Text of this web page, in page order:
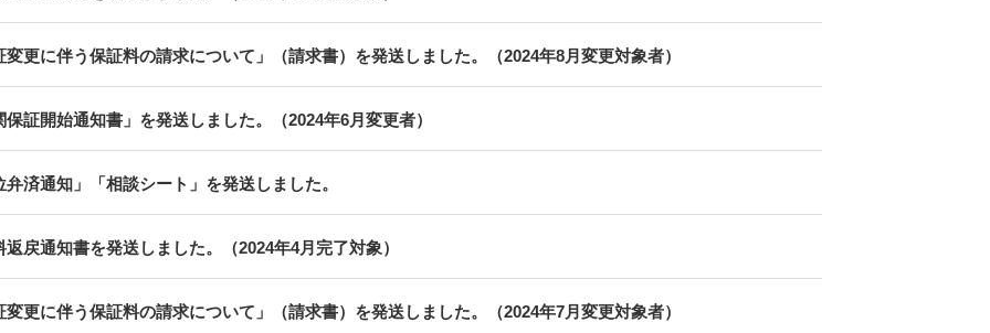
変更に伴う保証料の請求について」（請求書）を発送しました。（2024年8月変更対象者）
保証開始通知書」を発送しました。（2024年6月変更者）
弁済通知」「相談シート」を発送しました。
返戻通知書を発送しました。（2024年4月完了対象）
変更に伴う保証料の請求について」（請求書）を発送しました。（2024年7月変更対象者）